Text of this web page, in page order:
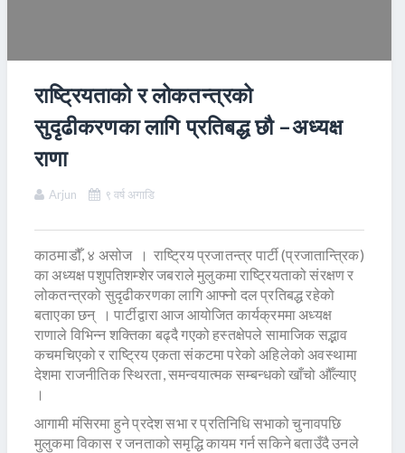
राष्ट्रियताको र लोकतन्त्रको
सुदृढीकरणका लागि प्रतिबद्ध छौ –अध्यक्ष
राणा
Arjun ९ वर्ष अगाडि
काठमाडौँ, ४ असोज । राष्ट्रिय प्रजातन्त्र पार्टी (प्रजातान्त्रिक)
का अध्यक्ष पशुपतिशम्शेर जबराले मुलुकमा राष्ट्रियताको संरक्षण र
लोकतन्त्रको सुदृढीकरणका लागि आफ्नो दल प्रतिबद्ध रहेको
बताएका छन् । पार्टीद्वारा आज आयोजित कार्यक्रममा अध्यक्ष
राणाले विभिन्न शक्तिका बढ्दै गएको हस्तक्षेपले सामाजिक सद्भाव
कचमचिएको र राष्ट्रिय एकता संकटमा परेको अहिलेको अवस्थामा
देशमा राजनीतिक स्थिरता, समन्वयात्मक सम्बन्धको खाँचो औँल्याए
।
आगामी मंसिरमा हुने प्रदेश सभा र प्रतिनिधि सभाको चुनावपछि
मुलुकमा विकास र जनताको समृद्धि कायम गर्न सकिने बताउँदै उनले